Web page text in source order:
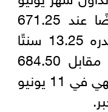
في بورصة شيكاغو انخفاضًا عند 671.25
سنت للبوشل بانخفاض قدره 13.25 سنتًا
وبنسبة انخفاض 1.94%، مقابل 684.50
بنهاية الأسبوع السابق المنتهي في 11 يونيو